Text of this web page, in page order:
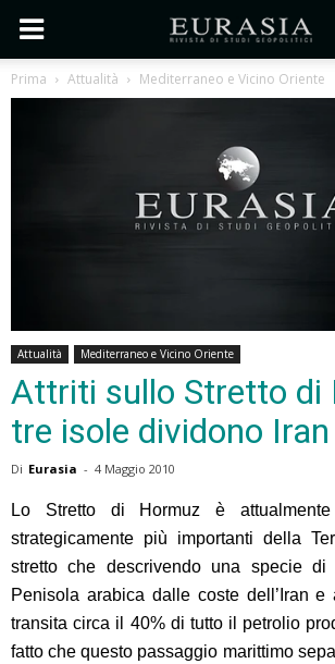
Prima Attualità Mediterraneo e Vicino Oriente
Attualità Mediterraneo e Vicino Oriente
Attriti sullo Stretto di
tre isole dividono Iran
Di Eurasia - 4 Maggio 2010
Lo Stretto di Hormuz è
strategicamente più importanti della
stretto che descrivendo una specie di
Penisola arabica dalle coste dell’Iran e
transita circa il 40% di tutto il petrolio
fatto che questo passaggio marittimo